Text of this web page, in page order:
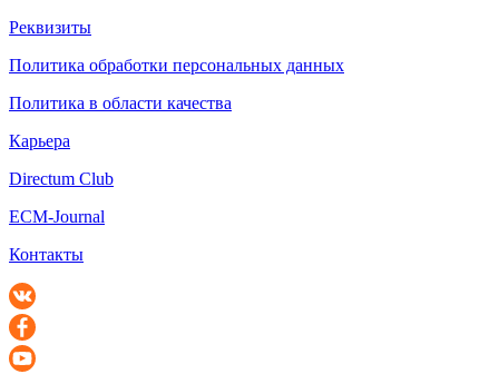
Реквизиты
Политика обработки персональных данных
Политика в области качества
Карьера
Directum Club
ECM-Journal
Контакты